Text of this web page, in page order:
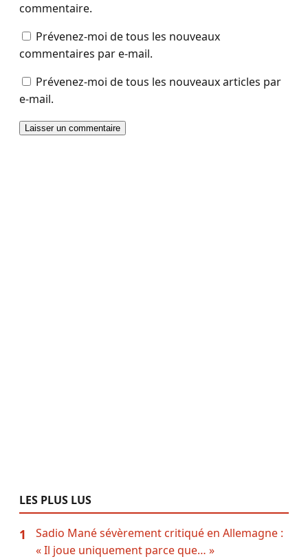
commentaire.
Prévenez-moi de tous les nouveaux
commentaires par e-mail.
Prévenez-moi de tous les nouveaux articles par
e-mail.
LES PLUS LUS
1
Sadio Mané sévèrement critiqué en Allemagne :
« Il joue uniquement parce que… »